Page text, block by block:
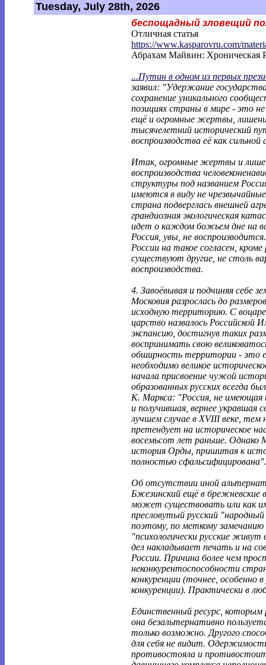
Tuesday, July 28th, 2026
беспощадный зловещий
Отличная статья
https://www.kasparovru.com/
Абрахам Майвин: Хроническая
...Путин в одном из первых
заявил: "Удержание
сохранение уникального
позициях страны в мире - это
ещё и огромные жертвы,
тысячелетний исторический
воспроизводства её как
Итак, огромные жертвы и
воспроизводства
структуры под названием
имеются в виду не
страна подверглась внешней
грандиозная экологическая
идет о каждом божьем дне на
Россия, увы, не
России на такое согласен,
существуют другие, не столь
воспроизводства.
4. Завоёвывая и подчиняя себе
Московия разрослась до
исходную территорию. С
царство назвалось Российской
экспансию, достигнув таких
воспринимать свою
обширность территории - это
необходимо великое
начала присвоение чужой
образованных русских всегда
К. Маркса: "Россия, не имеющая
и получившая, вернее укравшая
лучшем случае в XVIII веке, тем
претендует на историческое
восемьсот лет раньше. Однако
история Орды, пришитая к
полностью сфальсифицирована".
Об отсутствии иной
Бжезинский ещё в брежневские
может существовать или как
пресловутый русский
поэтому, по меткому
"психологически русские
дел накладывает печать и на
России. Причина более чем
неконкурентоспособности
конкуренции (точнее, особенно
конкуренции). Практически в
Единственный ресурс, которым
она безальтернативно
только возможно. Другого
для себя не видит.
противостояла и